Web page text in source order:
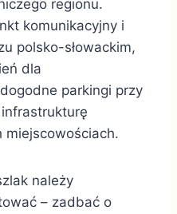
regionu.
komunikacyjny i
polsko-słowackim,
dla
parkingi przy
należy
– zadbać o